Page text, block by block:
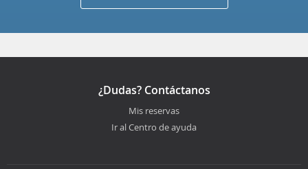
¿Dudas? Contáctanos
Mis reservas
Ir al Centro de ayuda